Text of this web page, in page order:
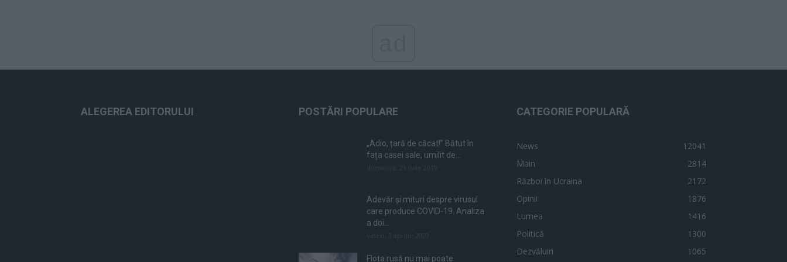
ALEGEREA EDITORULUI POSTĂRI POPULARE
„Adio, țară de căcat!” Bătut în
fața casei sale, umilit de...
Adevăr și mituri despre virusul
care produce COVID-19. Analiza
a doi...
Flota rusă nu mai poate
CATEGORIE POPULARĂ
News
12041
Main
2814
Război în Ucraina
2172
Opinii
1876
Lumea
1416
Politică
1300
Dezvăluiri
1065